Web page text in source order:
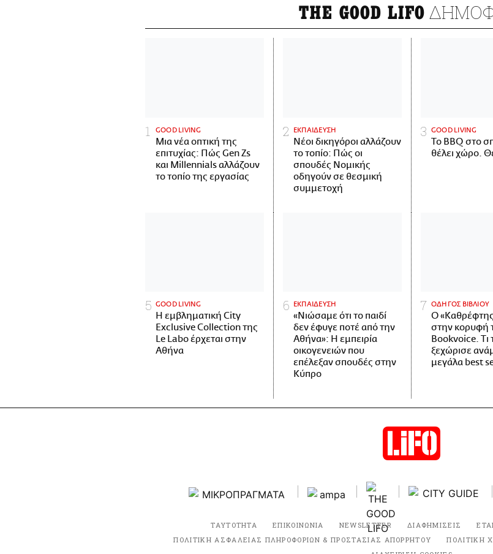
THE GOOD LIFO
GOOD LIVING
Μια νέα οπτική της
επιτυχίας: Πώς Gen Zs
και Millennials αλλάζουν
το τοπίο της εργασίας
ΕΚΠΑΙΔΕΥΣΗ
Νέοι δικηγόροι αλλάζουν
το τοπίο: Πώς οι
σπουδές Νομικής
οδηγούν σε θεσμική
συμμετοχή
GOOD LIVING
Το BBQ στο
θέλει χώρο.
GOOD LIVING
Η εμβληματική City
Exclusive Collection της
Le Labo έρχεται στην
Αθήνα
ΕΚΠΑΙΔΕΥΣΗ
«Νιώσαμε ότι το παιδί
δεν έφυγε ποτέ από την
Αθήνα»: Η εμπειρία
οικογενειών που
επέλεξαν σπουδές στην
Κύπρο
ΟΔΗΓΟΣ ΒΙΒΛΙΟΥ
Ο
στην κορυφή
Bookvoice. Τι
ξεχώρισε
μεγάλα best
ΤΑΥΤΟΤΗΤΑ ΕΠΙΚΟΙΝΩΝΙΑ NEWSLETTER ΔΙΑΦΗΜΙΣΕΙΣ
ΠΟΛΙΤΙΚΗ ΑΣΦΑΛΕΙΑΣ ΠΛΗΡΟΦΟΡΙΩΝ & ΠΡΟΣΤΑΣΙΑΣ ΑΠΟΡΡΗΤΟΥ
ΠΟΛΙΤΙΚΗ